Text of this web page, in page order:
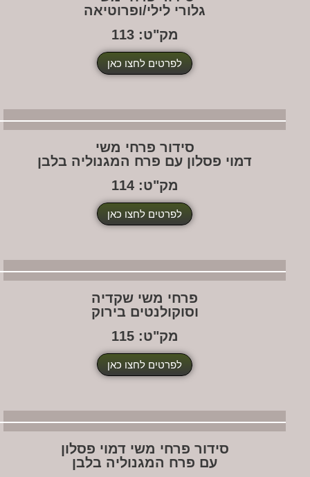
גלורי לילי/ופרוטיאה
מק"ט: 113
לפרטים לחצו כאן
סידור פרחי משי
דמוי פסלון עם פרח המגנוליה בלבן
מק"ט: 114
לפרטים לחצו כאן
פרחי משי שקדיה
וסוקולנטים בירוק
מק"ט: 115
לפרטים לחצו כאן
סידור פרחי משי דמוי פסלון
עם פרח המגנוליה בלבן